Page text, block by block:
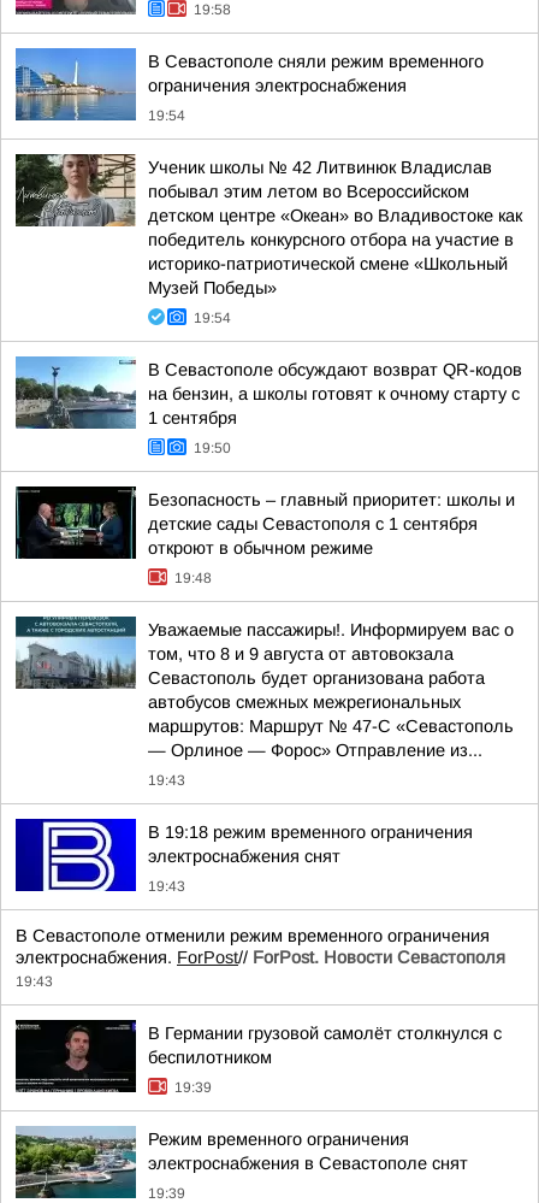
19:58
В Севастополе сняли режим временного
ограничения электроснабжения
19:54
Ученик школы № 42 Литвинюк Владислав
побывал этим летом во Всероссийском
детском центре «Океан» во Владивостоке как
победитель конкурсного отбора на участие в
историко-патриотической смене «Школьный
Музей Победы»
19:54
В Севастополе обсуждают возврат QR-кодов
на бензин, а школы готовят к очному старту с
1 сентября
19:50
Безопасность – главный приоритет: школы и
детские сады Севастополя с 1 сентября
откроют в обычном режиме
19:48
Уважаемые пассажиры!. Информируем вас о
том, что 8 и 9 августа от автовокзала
Севастополь будет организована работа
автобусов смежных межрегиональных
маршрутов: Маршрут № 47-С «Севастополь
— Орлиное — Форос» Отправление из...
19:43
В 19:18 режим временного ограничения
электроснабжения снят
19:43
В Севастополе отменили режим временного ограничения
электроснабжения. ForPost// ForPost. Новости Севастополя
19:43
В Германии грузовой самолёт столкнулся с
беспилотником
19:39
Режим временного ограничения
электроснабжения в Севастополе снят
19:39